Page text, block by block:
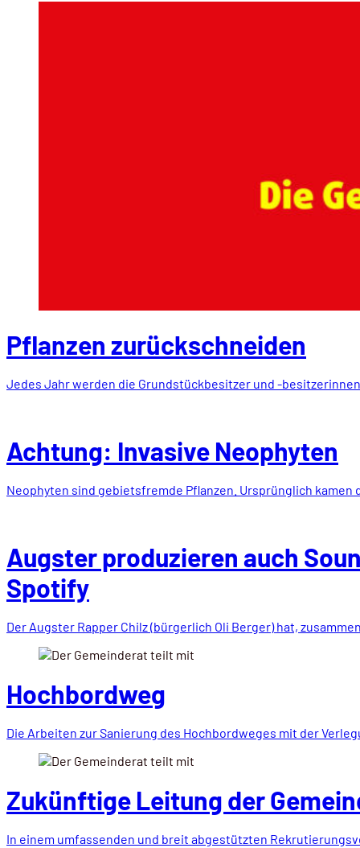
Pflanzen zurückschneiden
Jedes Jahr werden die Grundstückbesitzer und -
Achtung: Invasive Neophyten
Neophyten sind gebietsfremde Pflanzen. Ursprünglich
Augster produzieren auch
Spotify
Der Augster Rapper Chilz (bürgerlich Oli Berger) hat,
Hochbordweg
Die Arbeiten zur Sanierung des Hochbordweges mit der
Zukünftige Leitung der
In einem umfassenden und breit abgestützten